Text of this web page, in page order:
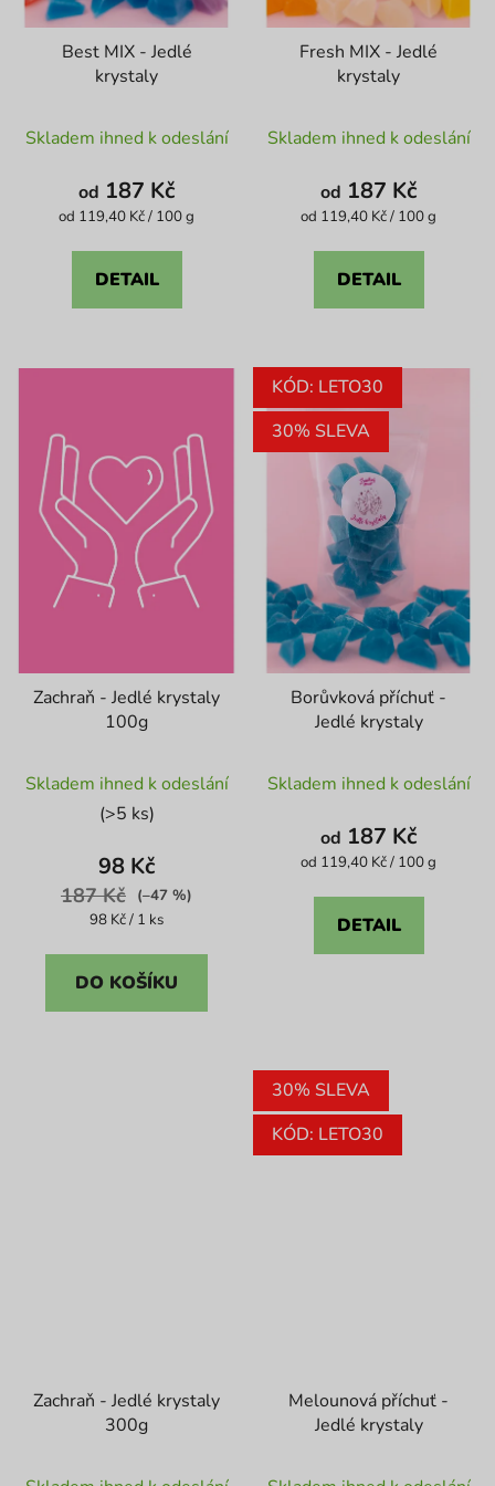
Best MIX - Jedlé
krystaly
hodnocení
produktu
je
z
Skladem ihned k odeslání
od 187 Kč
Měrná
od 119,40 Kč / 100 g
DETAIL
Fresh MIX - Jedlé
krystaly
hodnocení
produktu
je
z
Skladem ihned k odeslání
od 187 Kč
Měrná
od 119,40 Kč / 100 g
DETAIL
Zachraň - Jedlé krystaly
100g
hodnocení
produktu
je
4,3
z
hvězdiček.
Skladem ihned k odeslání
(>5 ks)
98 Kč
187 Kč
(–47 %)
Měrná
98 Kč / 1 ks
DO KOŠÍKU
KÓD: LETO30
30% SLEVA
Borůvková příchuť -
Jedlé krystaly
hodnocení
produktu
je
z
Skladem ihned k odeslání
od 187 Kč
Měrná
od 119,40 Kč / 100 g
DETAIL
Zachraň - Jedlé krystaly
300g
30% SLEVA
KÓD: LETO30
Melounová příchuť -
Jedlé krystaly